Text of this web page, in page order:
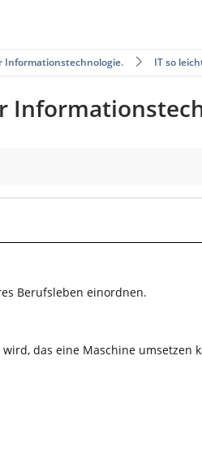
Informationstechnologie. IT so
Berufsleben einordnen.
das eine Maschine umsetzen